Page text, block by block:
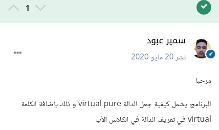
1
سمير عبود
نشر20 مايو 2020
مرحبا
البرنامج يشمل كيفية جعل الدالة virtual pure و ذلك بإضافة الكلمة
virtual في تعريف الدالة في الكلاس الأب